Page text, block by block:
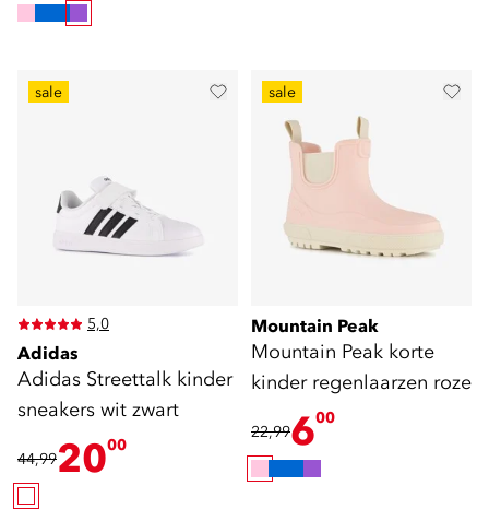
sale
5,0
Adidas
Adidas Streettalk kinder
sneakers wit zwart
44,992000
sale
Mountain Peak
Mountain Peak korte
kinder regenlaarzen roze
22,99600